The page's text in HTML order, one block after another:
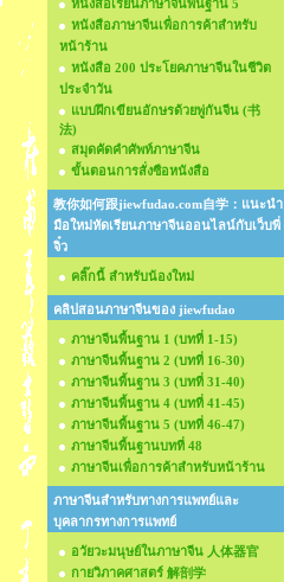
หนังสือเรียนภาษาจีนพื้นฐาน 5
หนังสือภาษาจีนเพื่อการค้าสำหรับ
หน้าร้าน
หนังสือ 200 ประโยคภาษาจีนในชีวิต
ประจำวัน
แบบฝึกเขียนอักษรด้วยพู่กันจีน (书
法)
สมุดคัดคำศัพท์ภาษาจีน
ขั้นตอนการสั่งซือหนังสือ
教你如何跟jiewfudao.com自学：แนะนำ
มือใหม่หัดเรียนภาษาจีนออนไลน์กับเว็บพี่
จิ๋ว
คลิ๊กนี้ สำหรับน้องใหม่
คลิปสอนภาษาจีนของ jiewfudao
ภาษาจีนพื้นฐาน 1 (บทที่ 1-15)
ภาษาจีนพื้นฐาน 2 (บทที่ 16-30)
ภาษาจีนพื้นฐาน 3 (บทที่ 31-40)
ภาษาจีนพื้นฐาน 4 (บทที่ 41-45)
ภาษาจีนพื้นฐาน 5 (บทที่ 46-47)
ภาษาจีนพื้นฐานบทที่ 48
ภาษาจีนเพื่อการค้าสำหรับหน้าร้าน
ภาษาจีนสำหรับทางการแพทย์และ
บุคลากรทางการแพทย์
อวัยวะมนุษย์ในภาษาจีน 人体器官
กายวิภาคศาสตร์ 解剖学